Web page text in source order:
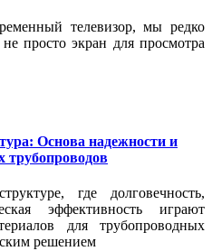
телевизор, мы редко
просто экран для просмотра
Основа надежности и
трубопроводов
где долговечность,
эффективность играют
для трубопроводных
решением